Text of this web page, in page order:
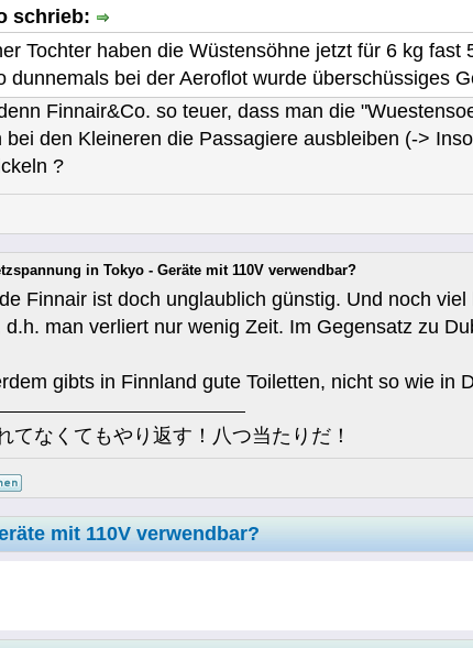
schrieb:
Tochter haben die Wüstensöhne jetzt für 6 kg fast
dunnemals bei der Aeroflot wurde überschüssiges
Finnair&Co. so teuer, dass man die
bei den Kleineren die Passagiere ausbleiben (->
?
in Tokyo - Geräte mit 110V verwendbar?
Finnair ist doch unglaublich günstig. Und noch
d.h. man verliert nur wenig Zeit. Im Gegensatz zu
gibts in Finnland gute Toiletten, nicht so wie in
てなくてもやり返す！八つ当たりだ！
mit 110V verwendbar?